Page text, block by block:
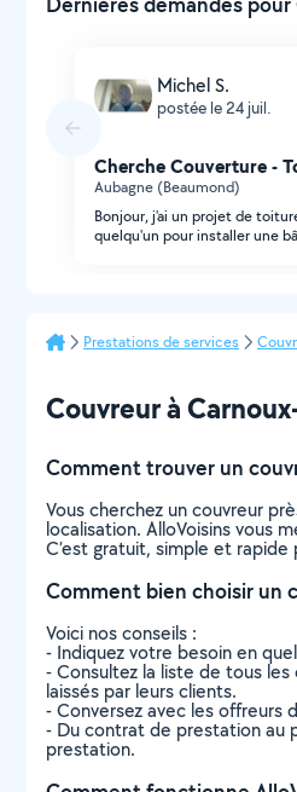
Michel S.
postée le 24 juil.
Cherche Couverture -
Aubagne (Beaumond)
Bonjour, j'ai un projet de
quelqu'un pour installer une
Prestations de services
Couvreur à
Comment trouver un
Vous cherchez un couvreur
localisation. AlloVoisins vous
C’est gratuit, simple et
Comment bien choisir un
Voici nos conseils :
- Indiquez votre besoin en
- Consultez la liste de tous
laissés par leurs clients.
- Conversez avec les offreurs
- Du contrat de prestation au
prestation.